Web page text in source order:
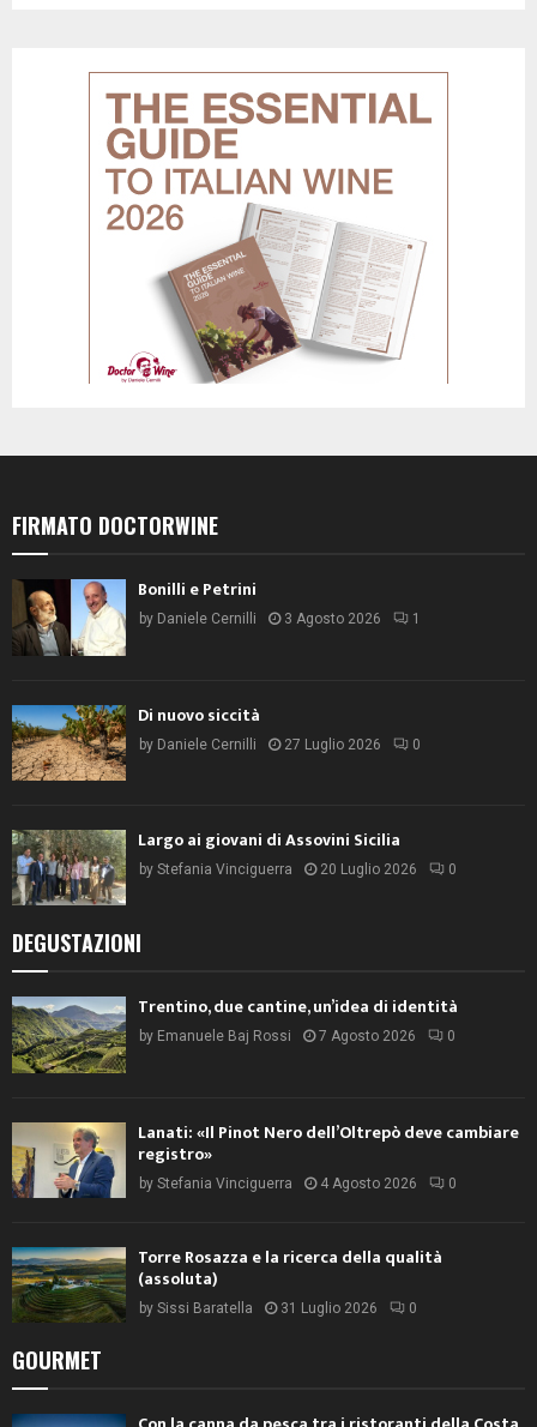
FIRMATO DOCTORWINE
Bonilli e Petrini
by Daniele Cernilli 3 Agosto 2026 1
Di nuovo siccità
by Daniele Cernilli 27 Luglio 2026 0
Largo ai giovani di Assovini Sicilia
by Stefania Vinciguerra 20 Luglio 2026 0
DEGUSTAZIONI
Trentino, due cantine, un’idea di identità
by Emanuele Baj Rossi 7 Agosto 2026 0
Lanati: «Il Pinot Nero dell’Oltrepò deve cambiare
registro»
by Stefania Vinciguerra 4 Agosto 2026 0
Torre Rosazza e la ricerca della qualità
(assoluta)
by Sissi Baratella 31 Luglio 2026 0
GOURMET